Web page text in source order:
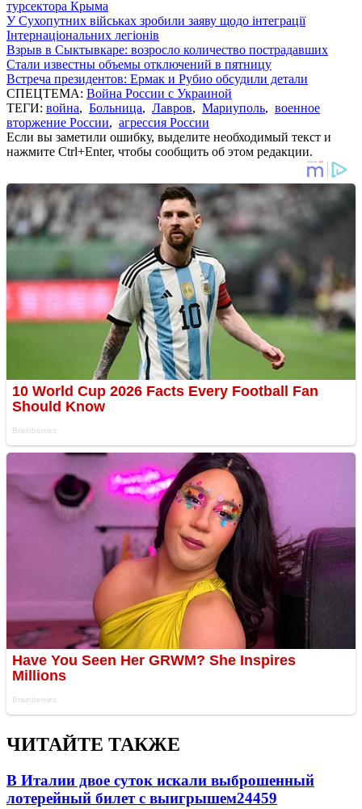
турсектора Крыма
У Сухопутних військах зробили заяву щодо інтеграції
Інтернаціональних легіонів
Взрыв в Сыктывкаре: возросло количество пострадавших
Стали известны объемы отключений в пятницу
Встреча президентов: Ермак и Рубио обсудили детали
СПЕЦТЕМА: Война России с Украиной
ТЕГИ: война, Больница, Лавров, Мариуполь, военное
вторжение России, агрессия России
Если вы заметили ошибку, выделите необходимый текст и
нажмите Ctrl+Enter, чтобы сообщить об этом редакции.
ЧИТАЙТЕ ТАКЖЕ
В Италии двое суток искали выброшенный
лотерейный билет с выигрышем24459